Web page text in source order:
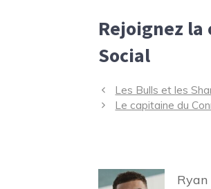
Rejoignez
Social
Navigation
des
Les Bulls et les
Le capitaine du
Ryan